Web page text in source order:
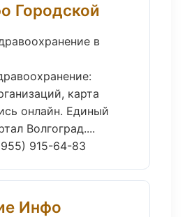
Городской
в
карта
онлайн. Единый
Волгоград....
915-64-83
Инфо